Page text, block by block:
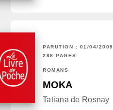
PARUTION : 01/04/2009
288 PAGES
ROMANS
MOKA
Tatiana de Rosnay